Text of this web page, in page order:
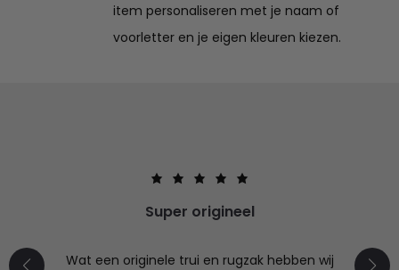
item personaliseren met je naam of
voorletter en je eigen kleuren kiezen.
Super origineel
Wat een originele trui en rugzak hebben wij